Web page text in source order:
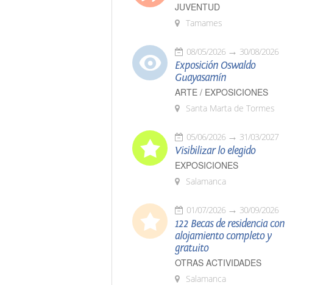
JUVENTUD
Tamames
08/05/2026 30/08/2026
Exposición Oswaldo
Guayasamín
ARTE / EXPOSICIONES
Santa Marta de Tormes
05/06/2026 31/03/2027
Visibilizar lo elegido
EXPOSICIONES
Salamanca
01/07/2026 30/09/2026
122 Becas de residencia con
alojamiento completo y
gratuito
OTRAS ACTIVIDADES
Salamanca